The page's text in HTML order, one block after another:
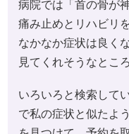
病院では「首の骨が
痛み止めとリハビリ
なかなか症状は良く
見てくれそうなとこ
いろいろと検索して
で私の症状と似たよ